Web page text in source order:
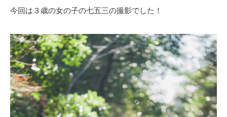
今回は３歳の女の子の七五三の撮影でした！